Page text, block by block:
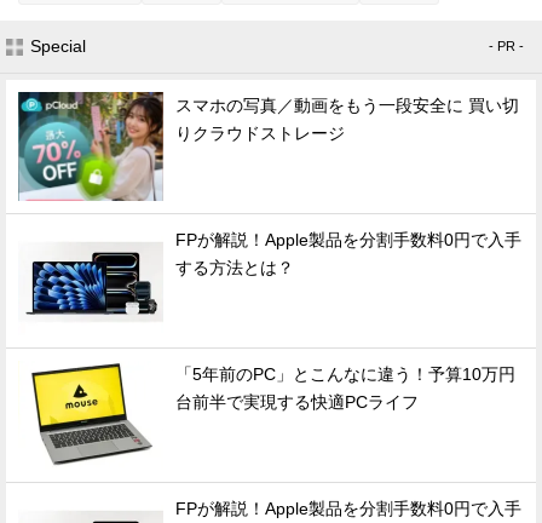
Special - PR -
スマホの写真／動画をもう一段安全に 買い切
りクラウドストレージ
FPが解説！Apple製品を分割手数料0円で入手
する方法とは？
「5年前のPC」とこんなに違う！予算10万円
台前半で実現する快適PCライフ
FPが解説！Apple製品を分割手数料0円で入手